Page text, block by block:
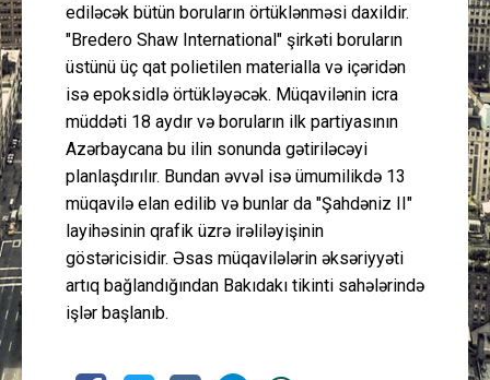
ediləcək bütün boruların örtüklənməsi daxildir.
"Bredero Shaw International" şirkəti boruların
üstünü üç qat polietilen materialla və içəridən
isə epoksidlə örtükləyəcək. Müqavilənin icra
müddəti 18 aydır və boruların ilk partiyasının
Azərbaycana bu ilin sonunda gətiriləcəyi
planlaşdırılır. Bundan əvvəl isə ümumilikdə 13
müqavilə elan edilib və bunlar da "Şahdəniz II"
layihəsinin qrafik üzrə irəliləyişinin
göstəricisidir. Əsas müqavilələrin əksəriyyəti
artıq bağlandığından Bakıdakı tikinti sahələrində
işlər başlanıb.